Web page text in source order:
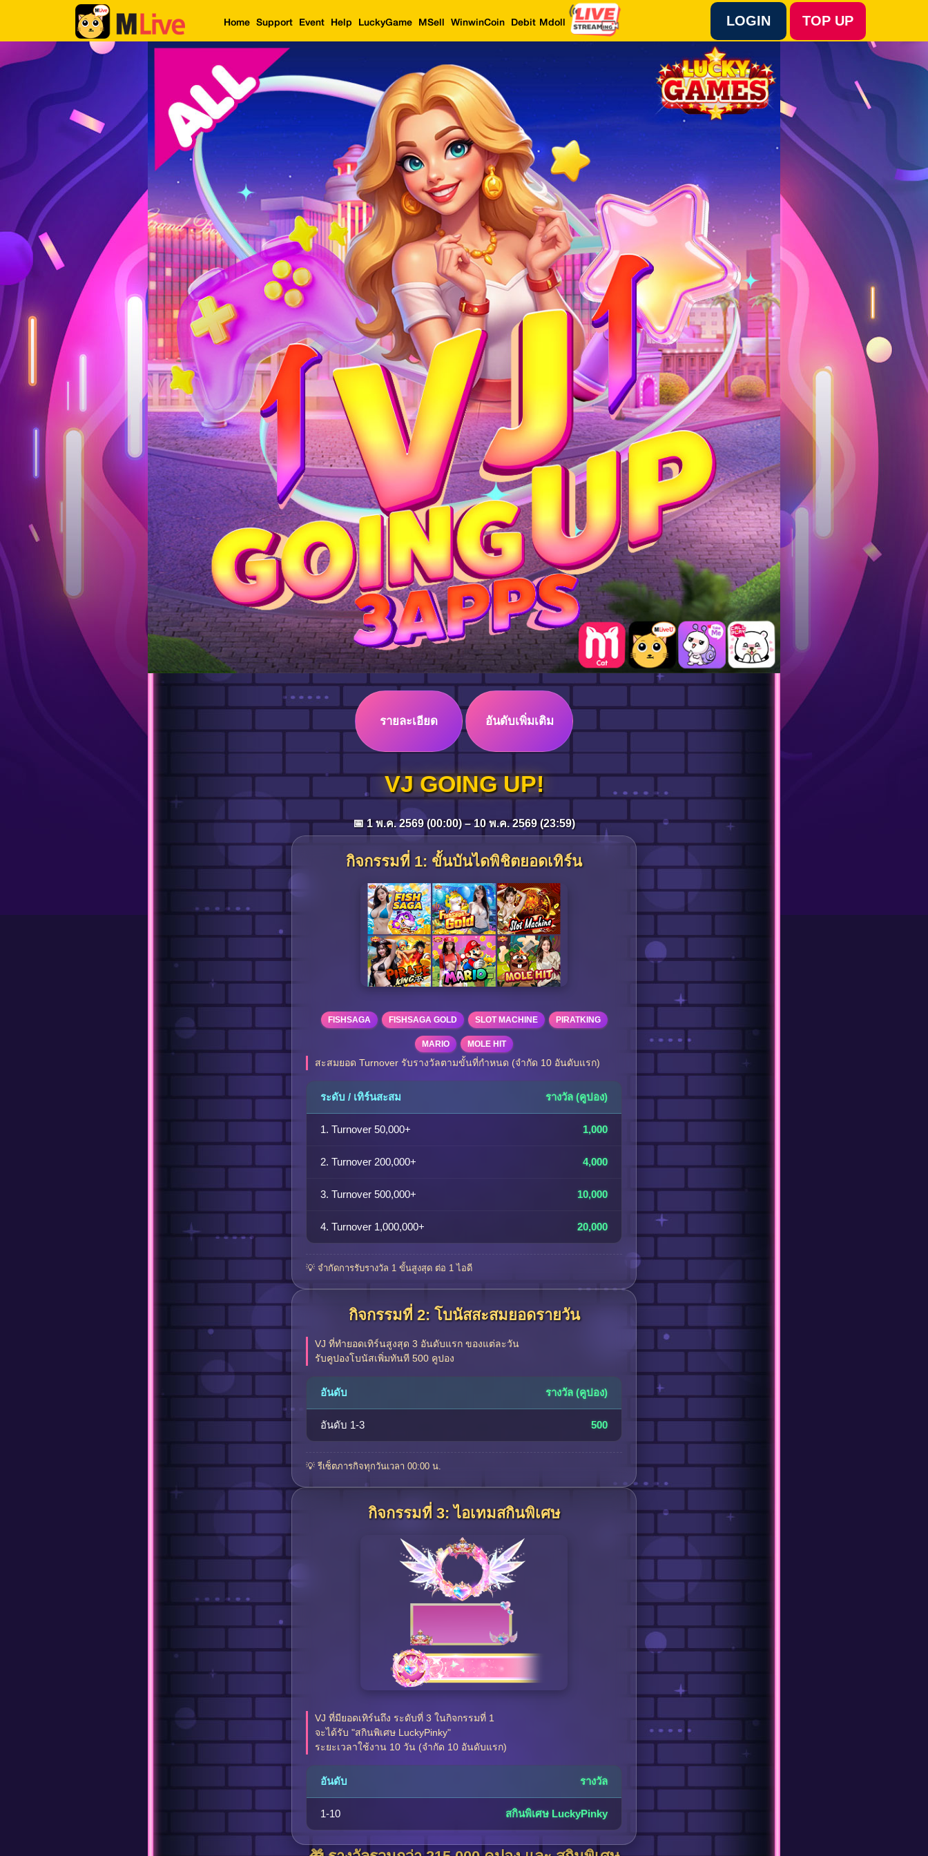
Home
LuckyGame
WinwinCoin
Mdoll
Help
Support
Language
Log in
Top up
Home Support Event Help LuckyGame MSell WinwinCoin Debit Mdoll TOP UP
LOGIN
Language :
รายละเอียด อันดับเพิ่มเติม
VJ GOING UP!
📅 1 พ.ค. 2569 (00:00) – 10 พ.ค. 2569 (23:59)
กิจกรรมที่ 1: ขั้นบันไดพิชิตยอดเทิร์น
FISHSAGA FISHSAGA GOLD SLOT MACHINE PIRATKING
MARIO MOLE HIT
สะสมยอด Turnover รับรางวัลตามขั้นที่กำหนด (จำกัด 10 อันดับแรก)
ระดับ / เทิร์นสะสม รางวัล (คูปอง)
1. Turnover 50,000+ 1,000
2. Turnover 200,000+ 4,000
3. Turnover 500,000+ 10,000
4. Turnover 1,000,000+ 20,000
💡 จำกัดการรับรางวัล 1 ขั้นสูงสุด ต่อ 1 ไอดี
กิจกรรมที่ 2: โบนัสสะสมยอดรายวัน
VJ ที่ทำยอดเทิร์นสูงสุด 3 อันดับแรก ของแต่ละวัน
รับคูปองโบนัสเพิ่มทันที 500 คูปอง
อันดับ รางวัล (คูปอง)
อันดับ 1-3 500
💡 รีเซ็ตภารกิจทุกวันเวลา 00:00 น.
กิจกรรมที่ 3: ไอเทมสกินพิเศษ
VJ ที่มียอดเทิร์นถึง ระดับที่ 3 ในกิจกรรมที่ 1
จะได้รับ "สกินพิเศษ LuckyPinky"
ระยะเวลาใช้งาน 10 วัน (จำกัด 10 อันดับแรก)
อันดับ รางวัล
1-10 สกินพิเศษ LuckyPinky